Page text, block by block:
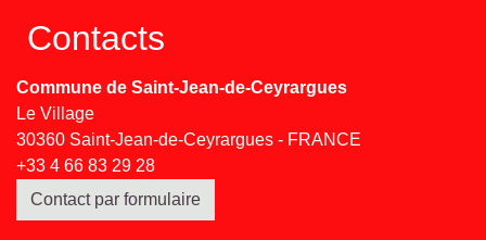
Contacts
Commune de Saint-Jean-de-Ceyrargues
Le Village
30360 Saint-Jean-de-Ceyrargues - FRANCE
+33 4 66 83 29 28
Contact par formulaire